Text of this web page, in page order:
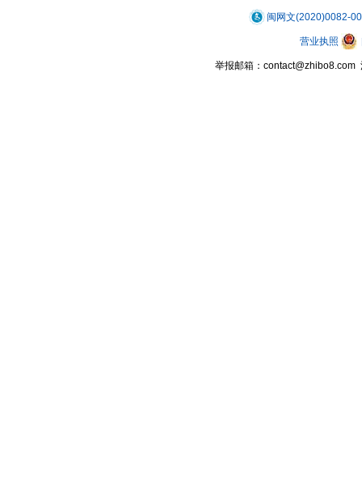
闽网文(2020)0082-
营业执照
举报邮箱：